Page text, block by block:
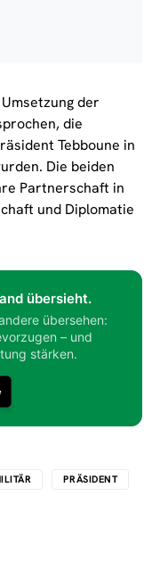
der
die
Tebboune in
Die beiden
Partnerschaft in
und Diplomatie
übersieht.
übersehen:
– und
stärken.
PRÄSIDENT